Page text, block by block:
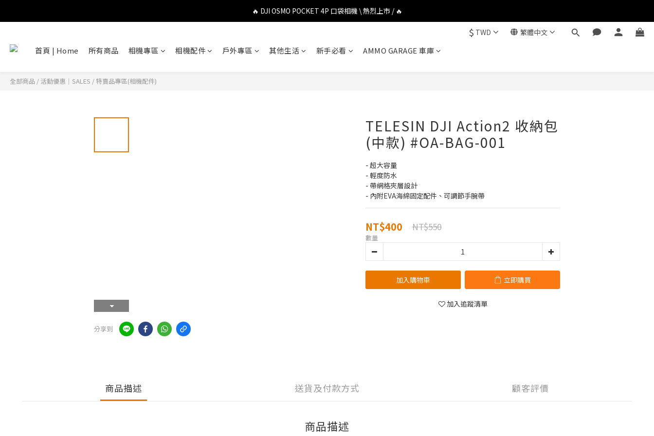
🔥 DJI OSMO POCKET 4P 口袋相機 \ 熱烈上市 / 🔥
🔥 DJI OSMO POCKET 4P 口袋相機 \ 熱烈上市 / 🔥
🔥 Insta360 GO Ultra Hello Kitty 聯名限定套裝 \ 時尚上市 / 🔥
$ TWD 繁體中文
首頁 | Home 所有商品 相機專區 相機配件 戶外專區 其他生活 新手必看 AMMO GARAGE 車庫
全部商品 / 活動優惠｜SALES /特賣品專區(相機配件)
分享到
TELESIN DJI Action2 收納包
(中款) #OA-BAG-001
- 超大容量
- 輕度防水
- 帶網格夾層設計
- 內附EVA海綿固定配件、可調節手腕帶
NT$400 NT$550
數量
加入購物車 立即購買
加入追蹤清單
商品描述 送貨及付款方式 顧客評價
商品描述